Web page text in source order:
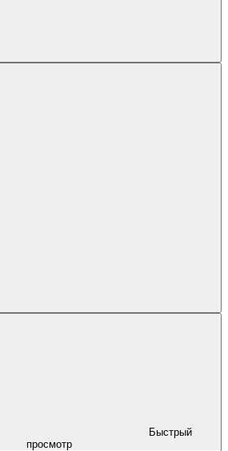
Быстрый
просмотр